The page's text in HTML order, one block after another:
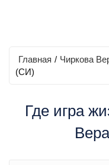
Главная / Чиркова
(СИ)
Где игра